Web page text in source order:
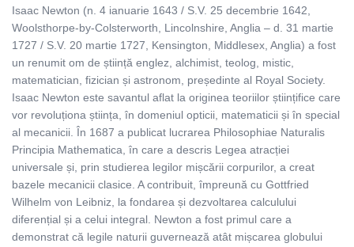
Isaac Newton (n. 4 ianuarie 1643 / S.V. 25 decembrie 1642,
Woolsthorpe-by-Colsterworth, Lincolnshire, Anglia – d. 31 martie
1727 / S.V. 20 martie 1727, Kensington, Middlesex, Anglia) a fost
un renumit om de știință englez, alchimist, teolog, mistic,
matematician, fizician și astronom, președinte al Royal Society.
Isaac Newton este savantul aflat la originea teoriilor științifice care
vor revoluționa știința, în domeniul opticii, matematicii și în special
al mecanicii. În 1687 a publicat lucrarea Philosophiae Naturalis
Principia Mathematica, în care a descris Legea atracției
universale și, prin studierea legilor mișcării corpurilor, a creat
bazele mecanicii clasice. A contribuit, împreună cu Gottfried
Wilhelm von Leibniz, la fondarea și dezvoltarea calculului
diferențial și a celui integral. Newton a fost primul care a
demonstrat că legile naturii guvernează atât mișcarea globului